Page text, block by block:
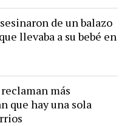
de un balazo
llevaba a su bebé en
más
que hay una sola